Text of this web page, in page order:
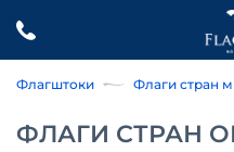
Флагштоки Флаги стран
ФЛАГИ СТРАН